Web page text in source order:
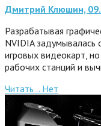
Дмитрий Клюшин,
Разрабатывая
NVIDIA задумывалась
игровых видеокарт,
рабочих станций и
Читать .. Нет